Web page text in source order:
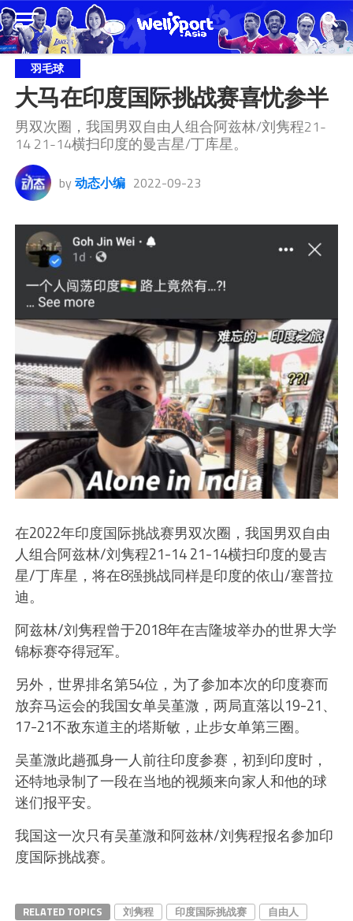
羽毛球
大马在印度国际挑战赛喜忧参半
男双次圈，我国男双自由人组合阿兹林/刘隽程21-
14 21-14横扫印度的曼吉星/丁库星。
by 动态小编 2022-09-23
在2022年印度国际挑战赛男双次圈，我国男双自由
人组合阿兹林/刘隽程21-14 21-14横扫印度的曼吉
星/丁库星，将在8强挑战同样是印度的依山/塞普拉
迪。
阿兹林/刘隽程曾于2018年在吉隆坡举办的世界大学
锦标赛夺得冠军。
另外，世界排名第54位，为了参加本次的印度赛而
放弃马运会的我国女单吴堇溦，两局直落以19-21、
17-21不敌东道主的塔斯敏，止步女单第三圈。
吴堇溦此趟孤身一人前往印度参赛，初到印度时，
还特地录制了一段在当地的视频来向家人和他的球
迷们报平安。
我国这一次只有吴堇溦和阿兹林/刘隽程报名参加印
度国际挑战赛。
RELATED TOPICS 刘隽程 印度国际挑战赛
自由人